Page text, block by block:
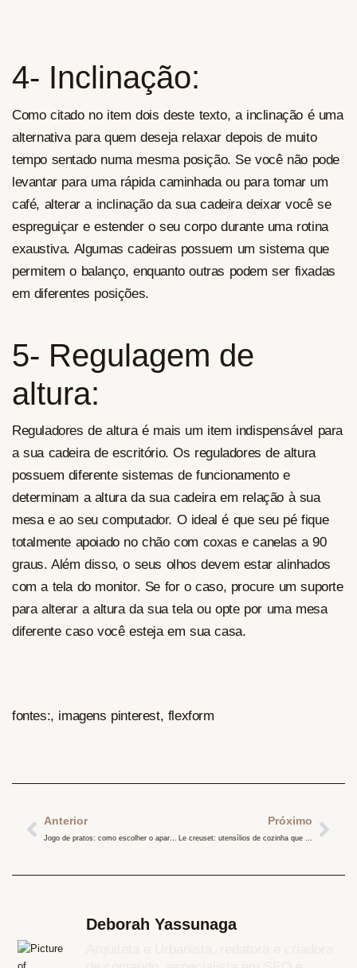
4- Inclinação:
Como citado no item dois deste texto, a inclinação é uma
alternativa para quem deseja relaxar depois de muito
tempo sentado numa mesma posição. Se você não pode
levantar para uma rápida caminhada ou para tomar um
café, alterar a inclinação da sua cadeira deixar você se
espreguiçar e estender o seu corpo durante uma rotina
exaustiva. Algumas cadeiras possuem um sistema que
permitem o balanço, enquanto outras podem ser fixadas
em diferentes posições.
5- Regulagem de
altura:
Reguladores de altura é mais um item indispensável para
a sua cadeira de escritório. Os reguladores de altura
possuem diferente sistemas de funcionamento e
determinam a altura da sua cadeira em relação à sua
mesa e ao seu computador. O ideal é que seu pé fique
totalmente apoiado no chão com coxas e canelas a 90
graus. Além disso, o seus olhos devem estar alinhados
com a tela do monitor. Se for o caso, procure um suporte
para alterar a altura da sua tela ou opte por uma mesa
diferente caso você esteja em sua casa.
fontes:, imagens pinterest, flexform
Anterior Próximo
Deborah Yassunaga